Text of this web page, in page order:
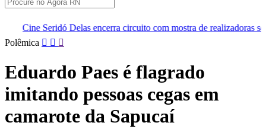
encerra circuito com mostra de realizadoras seridoenses em Caicó
Pular
conteúdo
Polêmica
Eduardo Paes é flagrado
imitando pessoas cegas em
camarote da Sapucaí